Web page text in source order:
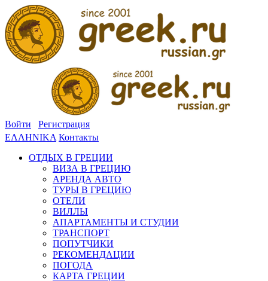
Войти
Регистрация
ΕΛΛΗΝΙΚΑ Контакты
ОТДЫХ В ГРЕЦИИ
ВИЗА В ГРЕЦИЮ
АРЕНДА АВТО
ТУРЫ В ГРЕЦИЮ
ОТЕЛИ
ВИЛЛЫ
АПАРТАМЕНТЫ И СТУДИИ
ТРАНСПОРТ
ПОПУТЧИКИ
РЕКОМЕНДАЦИИ
ПОГОДА
КАРТА ГРЕЦИИ